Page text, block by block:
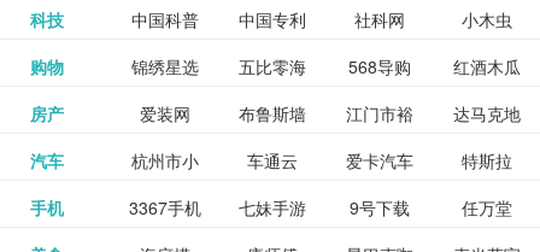
和看过的
电影电视
剧，顺便
打分、写
辅助神器 网站
活动
网,txt小说
完结txt小
书_80txt_
区中考志
愿填报系
试-中公教
育网
员局
公务员考
试信息网
更多>>
科技 中国科普
博览
中国专利
信息网
社科网
小木虫
中国科学
院
更多>>
购物 锦绣星选
海淘
五比零海
淘网
568导购
网
红酒木瓜
靓汤官网
淘宝 更多>>
房产 爱装网 布鲁斯墙
纸
江门市裕
华墙纸
达马克地
产
格莱美墙
纸
更多>>
汽车 杭州市小
客车总量
车通云 爱卡汽车
导购
特斯拉
百度有驾
更多>>
手机 3367手机 七妹手游 9号下载
任万堂